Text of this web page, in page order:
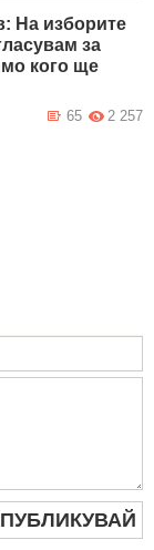
На изборите
за
кого ще
2 257
65
ПУБЛИКУВАЙ